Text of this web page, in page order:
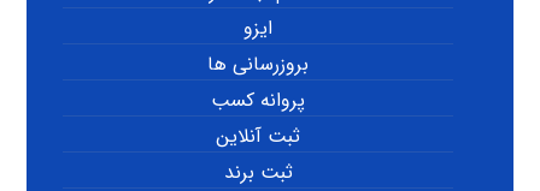
ایزو
بروزرسانی ها
پروانه کسب
ثبت آنلاین
ثبت برند